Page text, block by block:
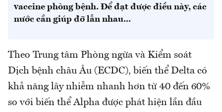
vaccine phòng bệnh. Để đạt được điều này, các
nước cần giúp đỡ lẫn nhau...
Theo Trung tâm Phòng ngừa và Kiểm soát
Dịch bệnh châu Âu (ECDC), biến thể Delta có
khả năng lây nhiễm nhanh hơn từ 40 đến 60%
so với biến thể Alpha được phát hiện lần đầu